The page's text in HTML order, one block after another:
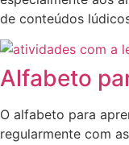
de conteúdos
Alfabeto
O alfabeto para
regularmente com